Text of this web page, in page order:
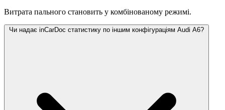
Витрата пального становить у комбінованому режимі.
Чи надає inCarDoc статистику по іншим конфігураціям Audi A6?